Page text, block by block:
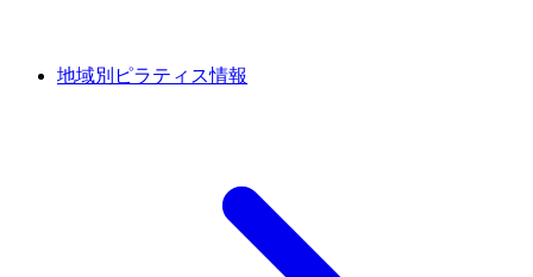
地域別ピラティス情報